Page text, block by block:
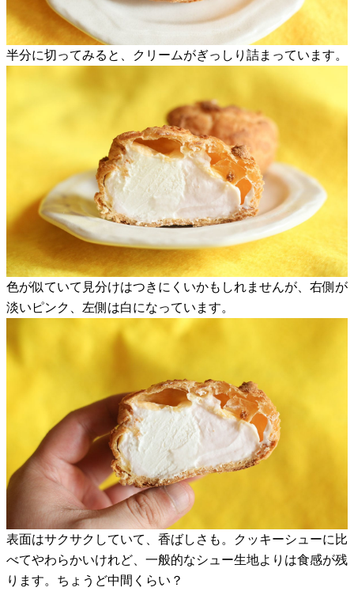
半分に切ってみると、クリームがぎっしり詰まっています。
色が似ていて見分けはつきにくいかもしれませんが、右側が
淡いピンク、左側は白になっています。
表面はサクサクしていて、香ばしさも。クッキーシューに比
べてやわらかいけれど、一般的なシュー生地よりは食感が残
ります。ちょうど中間くらい？